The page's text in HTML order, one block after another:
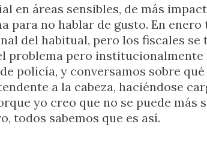
en áreas sensibles, de más
para no hablar de gusto. En
del habitual, pero los fiscales se
problema pero institucionalmente
policía, y conversamos sobre
a la cabeza, haciéndose
yo creo que no se puede más
todos sabemos que es así.